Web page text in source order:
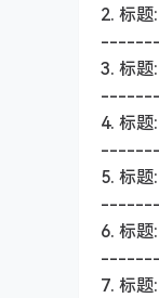
2. 标
3. 标
4. 标
5. 标
6. 标
7. 标